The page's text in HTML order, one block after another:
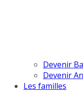
Devenir
Devenir
Les familles